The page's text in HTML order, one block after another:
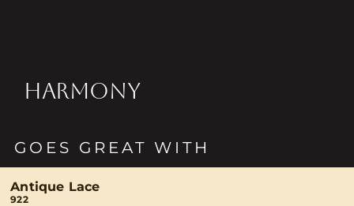
HARMONY
GOES GREAT WITH
Antique Lace
922